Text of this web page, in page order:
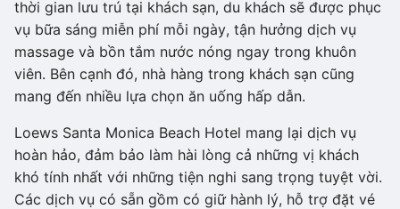
thời gian lưu trú tại khách sạn, du khách sẽ được phục
vụ bữa sáng miễn phí mỗi ngày, tận hưởng dịch vụ
massage và bồn tắm nước nóng ngay trong khuôn
viên. Bên cạnh đó, nhà hàng trong khách sạn cũng
mang đến nhiều lựa chọn ăn uống hấp dẫn.
Loews Santa Monica Beach Hotel mang lại dịch vụ
hoàn hảo, đảm bảo làm hài lòng cả những vị khách
khó tính nhất với những tiện nghi sang trọng tuyệt vời.
Các dịch vụ có sẵn gồm có giữ hành lý, hỗ trợ đặt vé